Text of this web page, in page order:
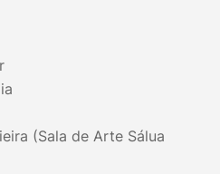
(Sala de Arte Sálua